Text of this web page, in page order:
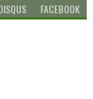
FACEBOOK